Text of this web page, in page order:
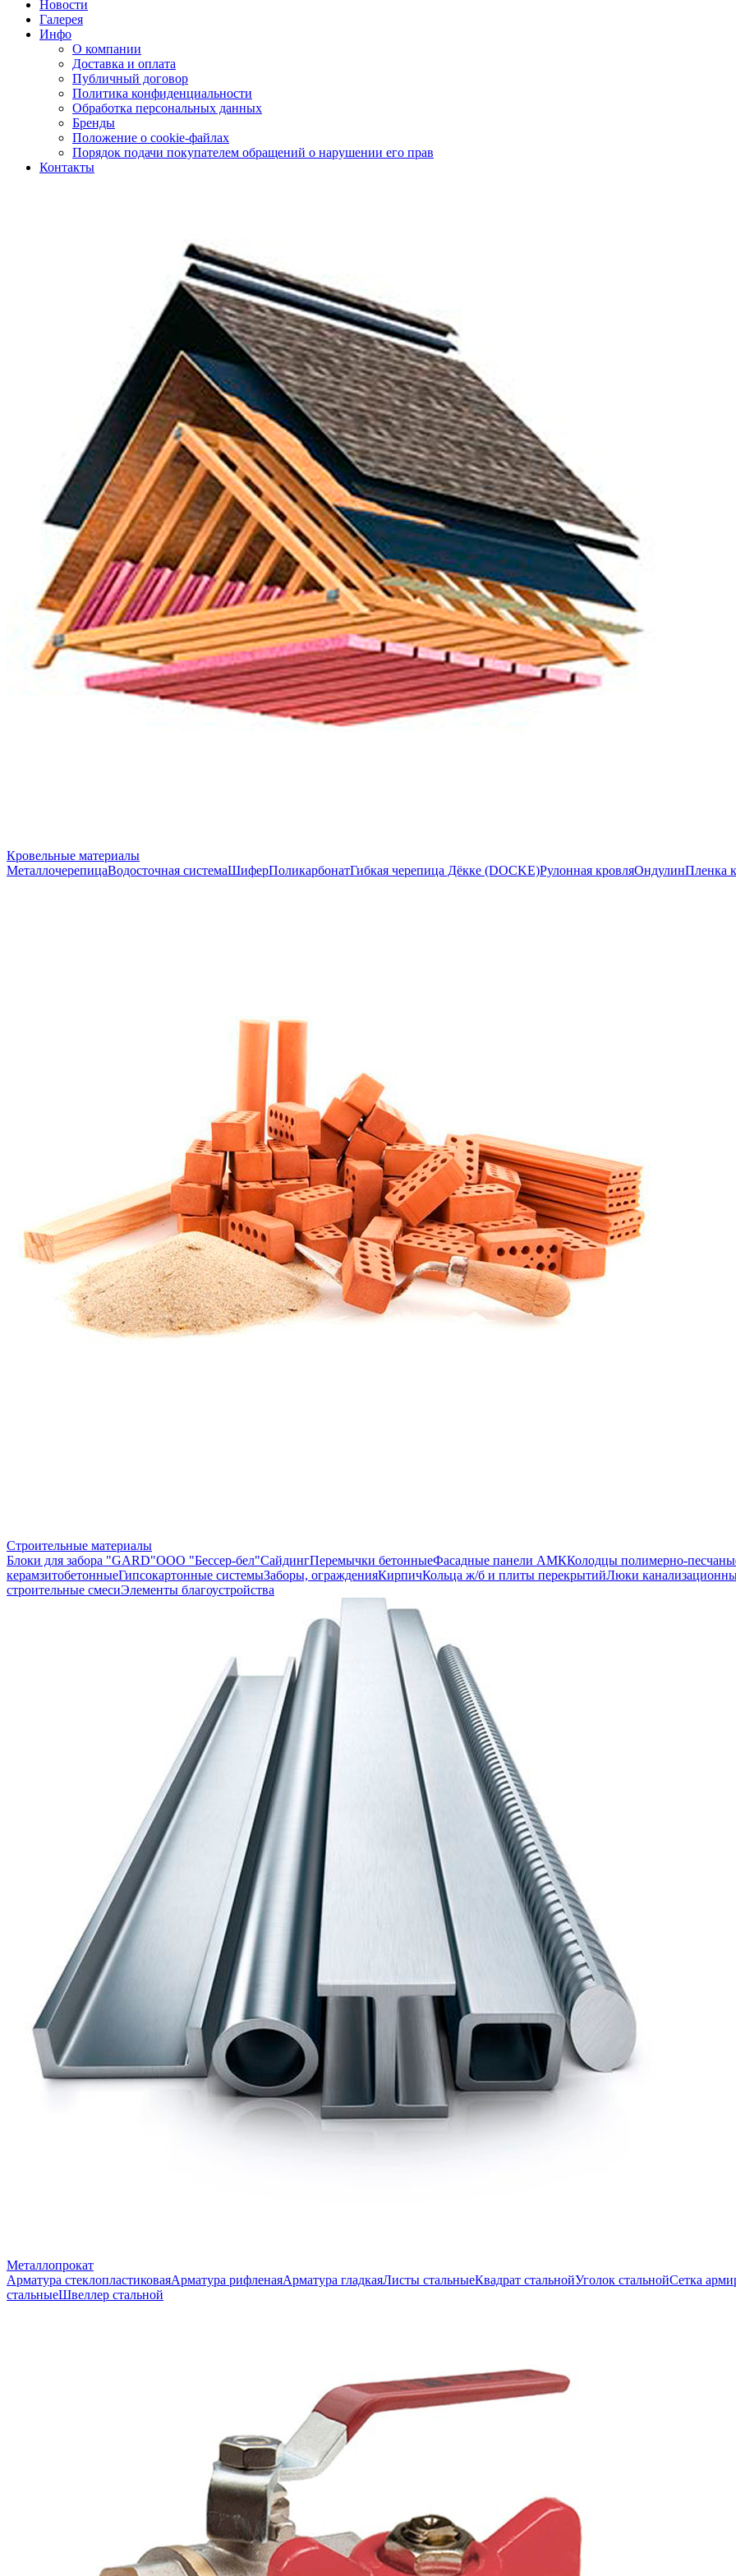
Новости
Галерея
Инфо
О компании
Доставка и оплата
Публичный договор
Политика конфиденциальности
Обработка персональных данных
Бренды
Положение о cookie-файлах
Порядок подачи покупателем обращений о нарушении его прав
Контакты
Кровельные материалы
МеталлочерепицаВодосточная системаШиферПоликарбонатГибкая черепица Дёкке (DOCKE)Рулонная кровляОндулинПленка
Строительные материалы
Блоки для забора "GARD"ООО "Бессер-бел"СайдингПеремычки бетонныеФасадные панели АМККолодцы полимерно-
керамзитобетонныеГипсокартонные системыЗаборы, огражденияКирпичКольца ж/б и плиты перекрытийЛюки
строительные смесиЭлементы благоустройства
Металлопрокат
Арматура стеклопластиковаяАрматура рифленаяАрматура гладкаяЛисты стальныеКвадрат стальнойУголок стальнойСетка
стальныеШвеллер стальной